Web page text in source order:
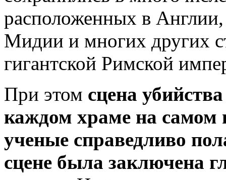
расположенных в
Мидии и многих других
гигантской Римской
При этом сцена
каждом храме на самом
ученые справедливо
сцене была заключена